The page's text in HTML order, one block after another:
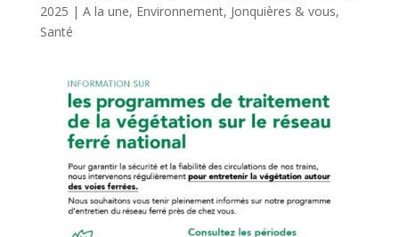
2025 | A la une, Environnement, Jonquières & vous,
Santé